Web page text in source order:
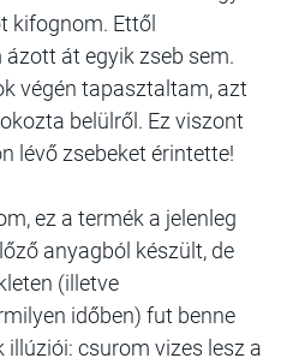
kifognom. Ettől
át egyik zseb sem.
végén tapasztaltam, azt
belülről. Ez viszont
lévő zsebeket érintette!
ez a termék a jelenleg
anyagból készült, de
(illetve
időben) fut benne
illúziói: csurom vizes lesz a